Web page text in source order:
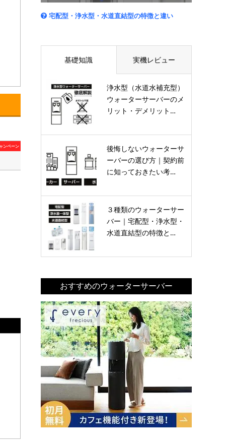
ンペーン
宅配型・浄水型・水道直結型の特徴と違い
基礎知識 実機レビュー
浄水型（水道水補充型）
ウォーターサーバーのメ
リット・デメリット…
後悔しないウォーターサ
ーバーの選び方｜契約前
に知っておきたい考…
３種類のウォーターサー
バー｜宅配型・浄水型・
水道直結型の特徴と…
おすすめのウォーターサーバー